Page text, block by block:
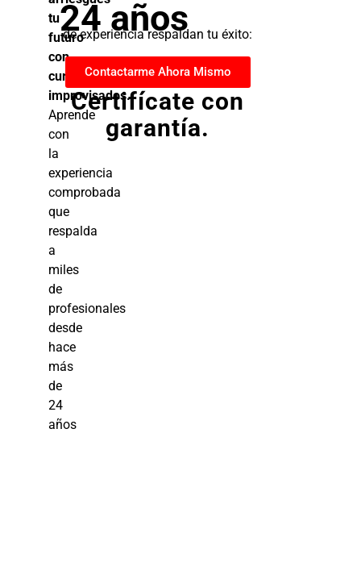
tu
futuro
con
cursos
improvisados.
Aprende
con
la
experiencia
comprobada
que
respalda
a
miles
de
profesionales
desde
hace
más
de
24
años
24 años
de experiencia respaldan tu éxito:
Contactarme Ahora Mismo
Certifícate con
garantía.